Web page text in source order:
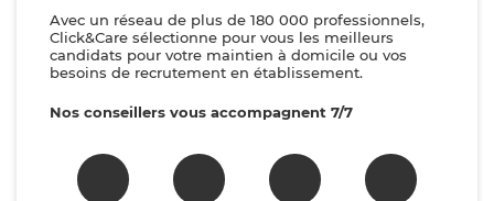
Avec un réseau de plus de 180 000 professionnels,
Click&Care sélectionne pour vous les meilleurs
candidats pour votre maintien à domicile ou vos
besoins de recrutement en établissement.
Nos conseillers vous accompagnent 7/7